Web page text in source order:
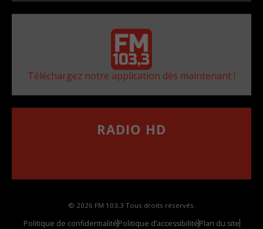
Téléchargez notre application dès maintenant !
RADIO HD
© 2026 FM 103,3 Tous droits réservés.
Politique de confidentialitéPolitique d’accessibilitéPlan du site